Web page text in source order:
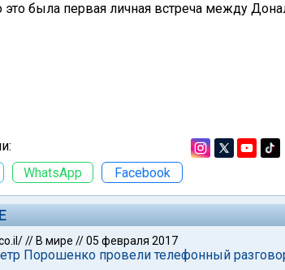
это была первая личная встреча между
WhatsApp Facebook
// В мире //05 февраля 2017
Порошенко провели телефонный